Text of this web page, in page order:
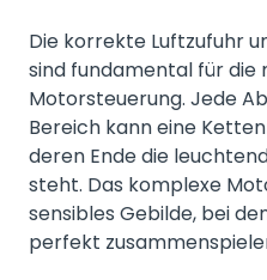
Die korrekte Luftzufuhr
sind fundamental für die
Motorsteuerung. Jede
Bereich kann eine
deren Ende die
steht. Das komplexe
sensibles Gebilde, bei
perfekt